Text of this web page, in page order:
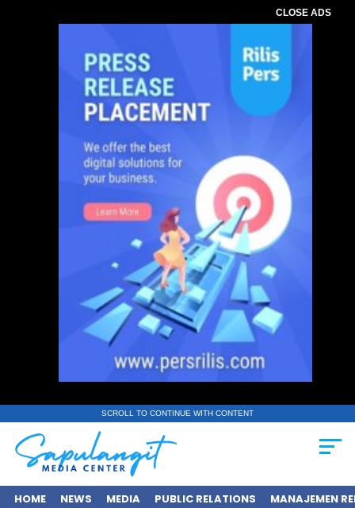
CLOSE ADS
SCROLL TO CONTINUE WITH CONTENT
HOME NEWS MEDIA PUBLIC RELATIONS MANAJEMEN